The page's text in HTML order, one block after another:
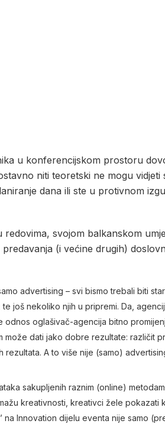
u konferencijskom prostoru
niti teoretski ne mogu
dana ili ste u protivnom
svojom balkanskom
(i većine drugih)
advertising – svi bismo trebali biti
te još nekoliko njih u pripremi. Da,
oglašivač-agencija bitno
dati jako dobre rezultate: različit
A to više nije (samo)
sakupljenih raznim (online)
kreativnosti, kreativci žele pokazati
Innovation dijelu eventa nije samo